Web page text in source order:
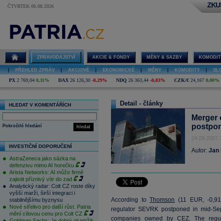
ČTVRTEK 06.08.2026
ZPRAVODAJSTVÍ AKCIE & FONDY MĚNY & SAZBY
PŘEHLED ZPRÁV AKCIOVÉ EKONOMICKÉ MĚNY KOMODITY
PX 2 769,04 0,11% DAX 26 126,30 -0,29% NDQ 26 363,44 -0,83% CZK/€ 24,167 0,00%
HLEDAT V KOMENTÁŘÍCH
hledat
Pokročilé hledání
INVESTIČNÍ DOPORUČENÍ
AstraZeneca jako sázka na
defenzivu mimo AI horečku
Arista Networks: AI může firmě
zajistit příznivý vítr do zad
Analytický radar: Colt CZ roste díky
vyšší marži, širší integraci i
stabilnějšímu byznysu
Nové střelivo pro další růst. Patria
mění cílovou cenu pro Colt CZ
Detail - články
24.09.2007
Autor: Jan
According toThomson (11 EUR, -
regulator SEVRK postponed in mid-
companies owned by CEZ. The